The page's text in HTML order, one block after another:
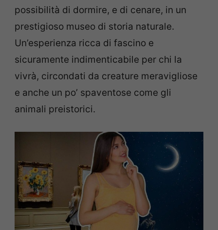
possibilità di dormire, e di cenare, in un
prestigioso museo di storia naturale.
Un’esperienza ricca di fascino e
sicuramente indimenticabile per chi la
vivrà, circondati da creature meravigliose
e anche un po’ spaventose come gli
animali preistorici.